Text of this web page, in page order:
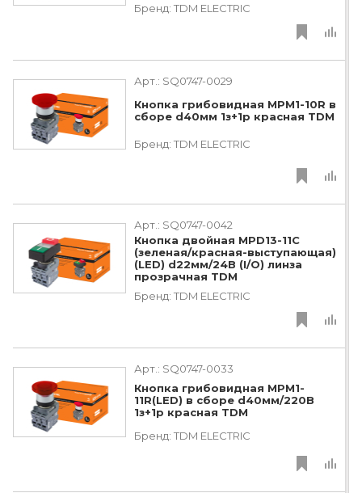
Бренд: TDM ЕLECTRIC
Арт.: SQ0747-0029
Кнопка грибовидная МРМ1-10R в
сборе d40мм 1з+1р красная TDM
Бренд: TDM ЕLECTRIC
Арт.: SQ0747-0042
Кнопка двойная MPD13-11С
(зеленая/красная-выступающая)
(LED) d22мм/24В (I/O) линза
прозрачная TDM
Бренд: TDM ЕLECTRIC
Арт.: SQ0747-0033
Кнопка грибовидная МРМ1-
11R(LED) в сборе d40мм/220B
1з+1р красная TDM
Бренд: TDM ЕLECTRIC